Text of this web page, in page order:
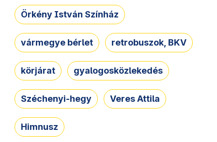
Örkény István Színház
vármegye bérlet retrobuszok, BKV
körjárat gyalogosközlekedés
Széchenyi-hegy Veres Attila
Himnusz